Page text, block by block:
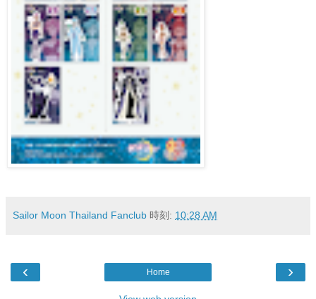
Sailor Moon Thailand Fanclub 時刻: 10:28 AM
‹ ›
Home